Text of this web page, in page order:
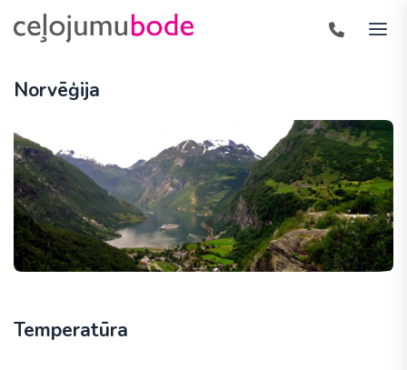
Norvēģija
Temperatūra